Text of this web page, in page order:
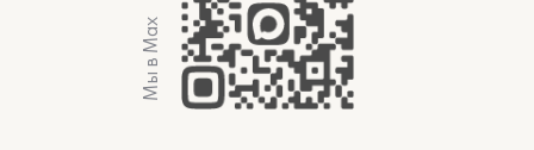
Мы в Max